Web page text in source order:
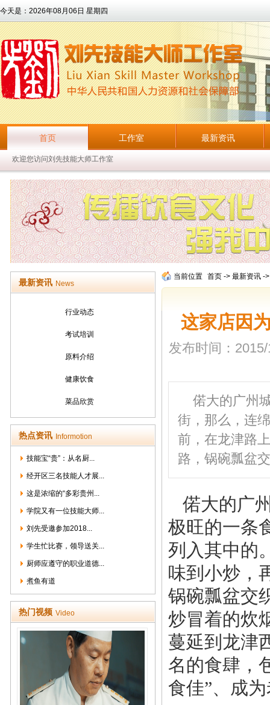
今天是： 2026年08月06日 星期四
首页
欢迎您访问刘先技能大师工作室
工作室 最新资讯
最新资讯 News
行业动态
考试培训
原料介绍
健康饮食
菜品欣赏
热点资讯 Informotion
技能宝“贵”：从名厨...
经开区三名技能人才展...
这是浓缩的“多彩贵州...
学院又有一位技能大师...
刘先受邀参加2018...
学生忙比赛，领导送关...
厨师应遵守的职业道德...
煮鱼有道
热门视频 Video
当前位置 首页 -> 最新资讯 -
这家店因
发布时间：
偌大的广州
街，那么，连
前，在龙津路
路，锅碗瓢盆
偌大的广
极旺的一条
列入其中的
味到小炒，
锅碗瓢盆交
炒冒着的炊
蔓延到龙津
名的食肆，
食佳”、成